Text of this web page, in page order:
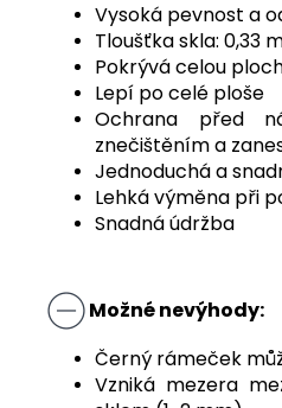
Vysoká pevnost a
Tloušťka skla: 0,33
Pokrývá celou
Lepí po celé ploše
Ochrana před
znečištěním a
Jednoduchá a
Lehká výměna při
Snadná údržba
Možné nevýhody:
Černý rámeček
Vzniká mezera